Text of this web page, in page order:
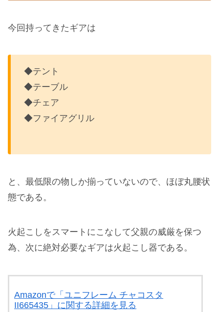
今回持ってきたギアは
◆テント
◆テーブル
◆チェア
◆ファイアグリル
と、最低限の物しか揃っていないので、ほぼ丸腰状
態である。
火起こしをスマートにこなして父親の威厳を保つ
為、次に絶対必要なギアは火起こし器である。
Amazonで「ユニフレーム チャコスタ
II665435」に関する詳細を見る